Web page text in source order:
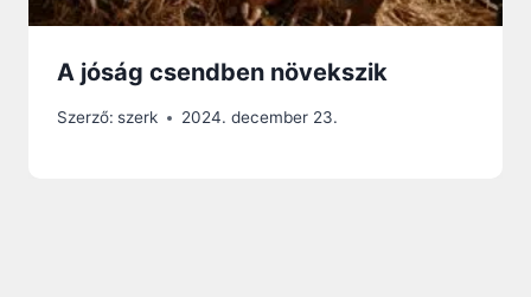
A jóság csendben növekszik
Szerző: szerk 2024. december 23.